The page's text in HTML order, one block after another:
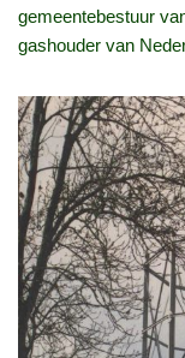
gemeentebestuur
gashouder van